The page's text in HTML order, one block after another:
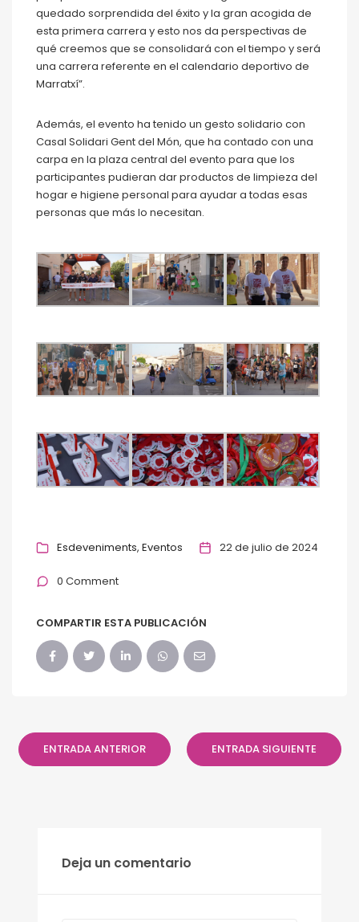
quedado sorprendida del éxito y la gran acogida de
esta primera carrera y esto nos da perspectivas de
qué creemos que se consolidará con el tiempo y será
una carrera referente en el calendario deportivo de
Marratxí”.
Además, el evento ha tenido un gesto solidario con
Casal Solidari Gent del Món, que ha contado con una
carpa en la plaza central del evento para que los
participantes pudieran dar productos de limpieza del
hogar e higiene personal para ayudar a todas esas
personas que más lo necesitan.
Esdeveniments Eventos 22 de julio de 2024
0 Comment
COMPARTIR ESTA PUBLICACIÓN
ENTRADA ANTERIOR ENTRADA SIGUIENTE
Deja un comentario